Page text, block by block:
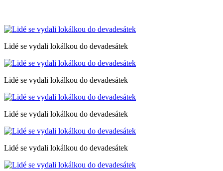
Lidé se vydali lokálkou do devadesátek
Lidé se vydali lokálkou do devadesátek
Lidé se vydali lokálkou do devadesátek
Lidé se vydali lokálkou do devadesátek